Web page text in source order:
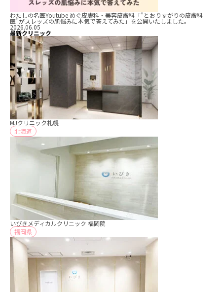
わたしの名医Youtube めぐ皮膚科・美容皮膚科「”とおりすがりの皮膚科
医”がスレッズの肌悩みに本気で答えてみた」を公開いたしました。
2026.06.05
最新クリニック
MJクリニック札幌
北海道
いびきメディカルクリニック 福岡院
福岡県